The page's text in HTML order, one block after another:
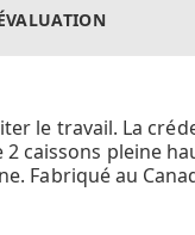
le travail. La
caissons pleine
Fabriqué au